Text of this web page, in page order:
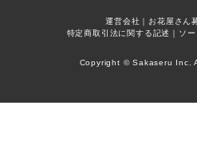
運営会社 ｜ お花屋さん
特定商取引法に関する記述 ｜ ソ
Copyright © Sakaseru Inc.